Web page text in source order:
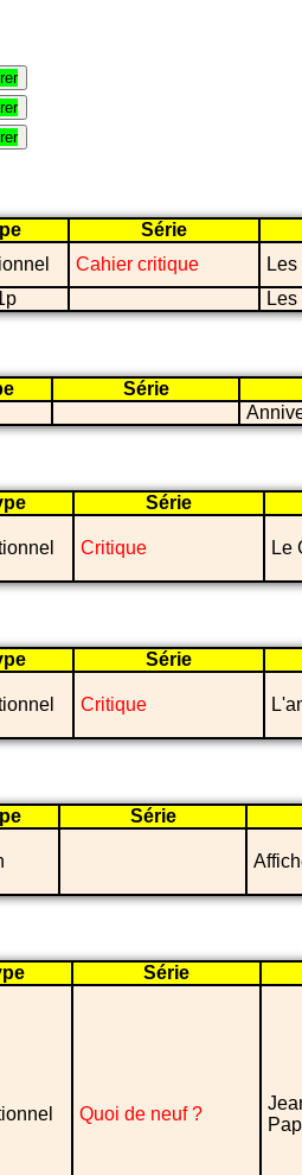
Série
Cahier critique
Série
Série
Critique Le
Série
Critique
Série
Série
Quoi de neuf ?